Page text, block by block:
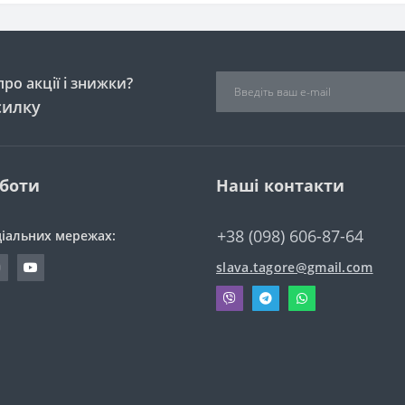
акції і знижки?
мережах:
Наші контакти
+38 (098) 606-87-64
slava.tagore@gmail.com